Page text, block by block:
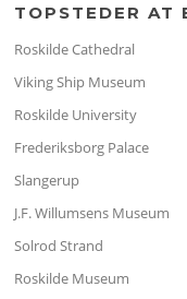
TOPSTEDER
Roskilde Cathedral
Viking Ship Museum
Roskilde University
Frederiksborg Palace
Slangerup
J.F. Willumsens Museum
Solrod Strand
Roskilde Museum